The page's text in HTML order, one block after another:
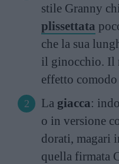
stile Granny
plissettata
che la sua
il ginocchio. Il
effetto comodo
La giacca:
o in versione
dorati, magari
quella firmata